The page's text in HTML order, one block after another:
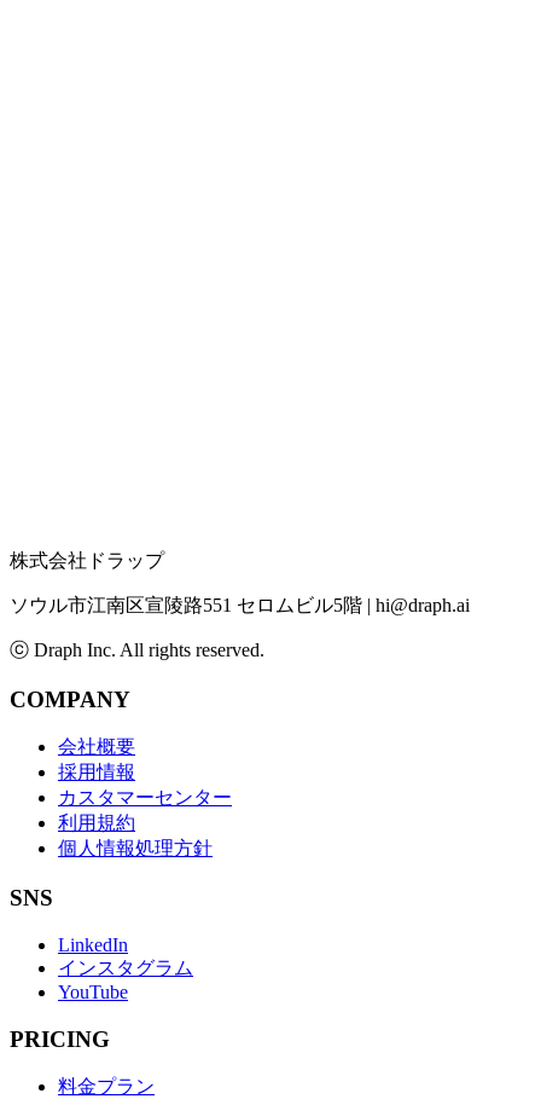
株式会社ドラップ
ソウル市江南区宣陵路551 セロムビル5階 | hi@draph.ai
ⓒ Draph Inc. All rights reserved.
COMPANY
会社概要
採用情報
カスタマーセンター
利用規約
個人情報処理方針
SNS
LinkedIn
インスタグラム
YouTube
PRICING
料金プラン